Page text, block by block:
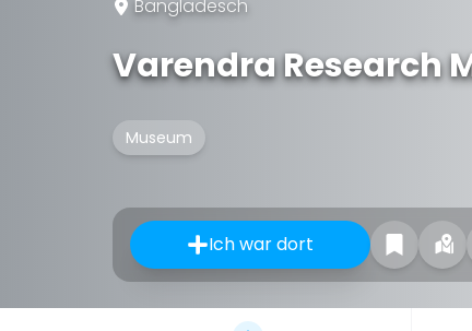
Bangladesch
Varendra Research
Museum
Ich war dort